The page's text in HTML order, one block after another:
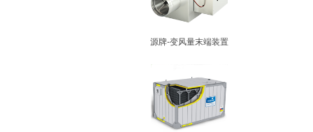
源牌-变风量末端装置